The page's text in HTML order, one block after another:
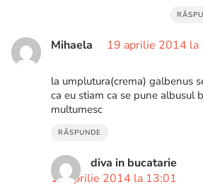
Mihaela 19 aprilie 2014 la
la umplutura(crema) galbenus
ca eu stiam ca se pune albusul
multumesc
RĂSPUNDE
diva in bucatarie
19 aprilie 2014 la 13:01